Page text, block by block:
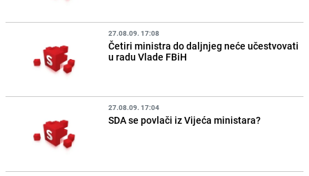
27.08.09. 17:08
Četiri ministra do daljnjeg neće učestvovati
u radu Vlade FBiH
27.08.09. 17:04
SDA se povlači iz Vijeća ministara?